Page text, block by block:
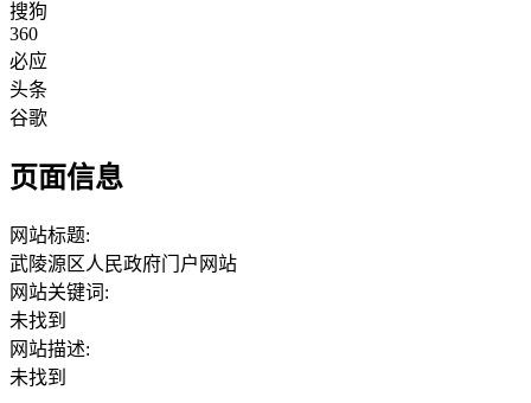
搜狗
360
必应
头条
谷歌
页面信息
网站标题:
武陵源区人民政府门户网站
网站关键词:
未找到
网站描述:
未找到